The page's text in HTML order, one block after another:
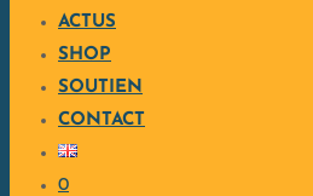
ACTUS
SHOP
SOUTIEN
CONTACT
0